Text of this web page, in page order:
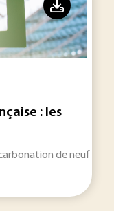
: les
de neuf